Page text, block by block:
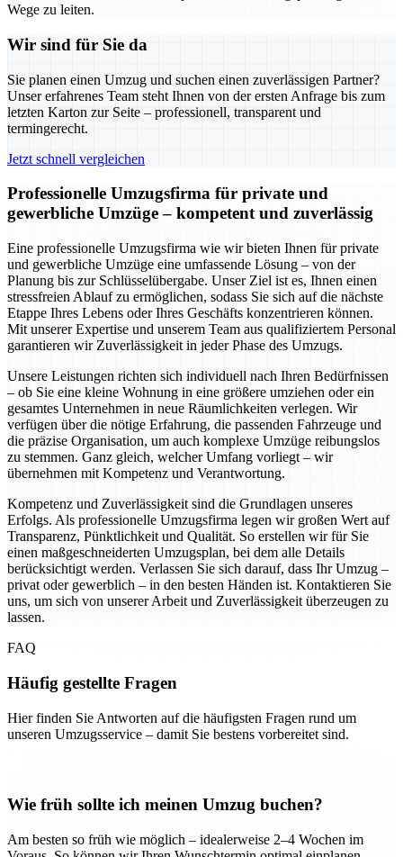
Wege zu leiten.
Wir sind für Sie da
Sie planen einen Umzug und suchen einen zuverlässigen Partner?
Unser erfahrenes Team steht Ihnen von der ersten Anfrage bis zum
letzten Karton zur Seite – professionell, transparent und
termingerecht.
Jetzt schnell vergleichen
Professionelle Umzugsfirma für private und
gewerbliche Umzüge – kompetent und zuverlässig
Eine professionelle Umzugsfirma wie wir bieten Ihnen für private
und gewerbliche Umzüge eine umfassende Lösung – von der
Planung bis zur Schlüsselübergabe. Unser Ziel ist es, Ihnen einen
stressfreien Ablauf zu ermöglichen, sodass Sie sich auf die nächste
Etappe Ihres Lebens oder Ihres Geschäfts konzentrieren können.
Mit unserer Expertise und unserem Team aus qualifiziertem Personal
garantieren wir Zuverlässigkeit in jeder Phase des Umzugs.
Unsere Leistungen richten sich individuell nach Ihren Bedürfnissen
– ob Sie eine kleine Wohnung in eine größere umziehen oder ein
gesamtes Unternehmen in neue Räumlichkeiten verlegen. Wir
verfügen über die nötige Erfahrung, die passenden Fahrzeuge und
die präzise Organisation, um auch komplexe Umzüge reibungslos
zu stemmen. Ganz gleich, welcher Umfang vorliegt – wir
übernehmen mit Kompetenz und Verantwortung.
Kompetenz und Zuverlässigkeit sind die Grundlagen unseres
Erfolgs. Als professionelle Umzugsfirma legen wir großen Wert auf
Transparenz, Pünktlichkeit und Qualität. So erstellen wir für Sie
einen maßgeschneiderten Umzugsplan, bei dem alle Details
berücksichtigt werden. Verlassen Sie sich darauf, dass Ihr Umzug –
privat oder gewerblich – in den besten Händen ist. Kontaktieren Sie
uns, um sich von unserer Arbeit und Zuverlässigkeit überzeugen zu
lassen.
FAQ
Häufig gestellte Fragen
Hier finden Sie Antworten auf die häufigsten Fragen rund um
unseren Umzugsservice – damit Sie bestens vorbereitet sind.
Wie früh sollte ich meinen Umzug buchen?
Am besten so früh wie möglich – idealerweise 2–4 Wochen im